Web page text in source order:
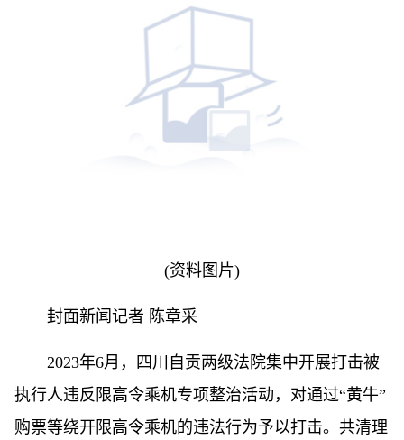
(资料图片)
封面新闻记者 陈章采
2023年6月，四川自贡两级法院集中开展打击被
执行人违反限高令乘机专项整治活动，对通过“黄牛”
购票等绕开限高令乘机的违法行为予以打击。共清理